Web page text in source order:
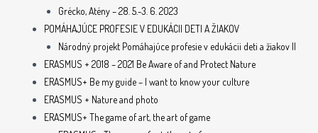
Grécko, Atény – 28. 5.-3. 6. 2023
POMÁHAJÚCE PROFESIE V EDUKÁCII DETI A ŽIAKOV
Národný projekt Pomáhajúce profesie v edukácii deti a žiakov II
ERASMUS + 2018 – 2021 Be Aware of and Protect Nature
ERASMUS+ Be my guide – I want to know your culture
ERASMUS + Nature and photo
ERASMUS+ The game of art, the art of game